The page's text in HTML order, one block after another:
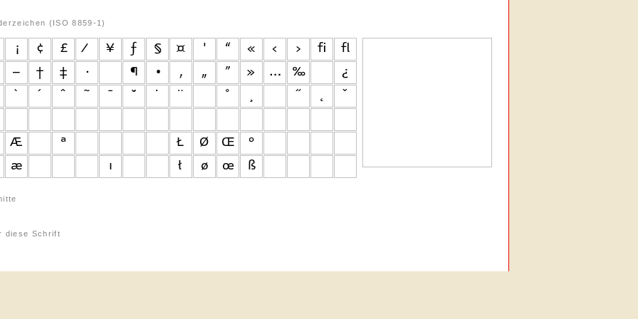
(ISO 8859-1)
diese Schrift